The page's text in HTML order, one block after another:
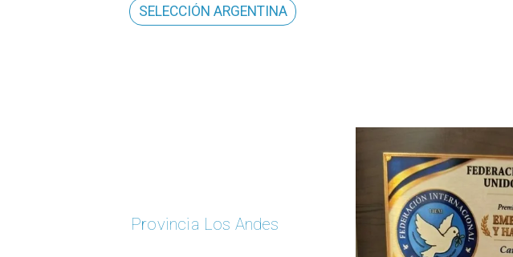
SELECCIÓN ARGENTINA
Provincia Los Andes